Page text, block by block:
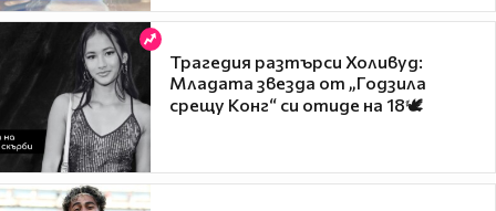
Трагедия разтърси Холивуд:
Младата звезда от „Годзила
срещу Конг“ си отиде на 18🕊️